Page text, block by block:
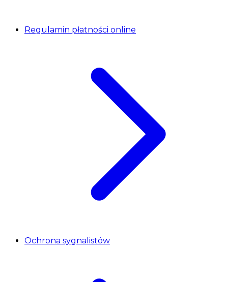
Regulamin płatności online
Ochrona sygnalistów